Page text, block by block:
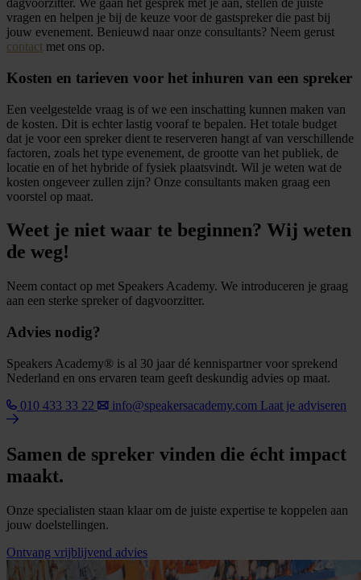
dagvoorzitter. We gaan het gesprek met je aan, stellen de juiste
vragen en helpen je bij de keuze voor de gastspreker die past bij
jouw evenement. Benieuwd naar onze consultants? Neem gerust
contact met ons op.
Kosten en tarieven voor het inhuren van een spreker
Een veelgestelde vraag is of we een inschatting kunnen maken van
de kosten. Dit is echter lastig vooraf te bepalen. Het totale budget
dat je voor een spreker dient te reserveren hangt af van verschillende
factoren, zoals het type evenement, de grootte van het publiek, de
locatie en of het hybride of fysiek plaatsvindt. Wil je weten wat de
kosten ongeveer zullen zijn? Onze consultants maken graag een
voorstel op maat.
Weet je niet waar te beginnen? Wij weten
de weg!
Neem contact op met Speakers Academy. We introduceren je graag
aan een sterke spreker of dagvoorzitter.
Advies nodig?
Speakers Academy® is al 30 jaar dé kennispartner voor sprekend
Nederland en ons ervaren team geeft deskundig advies op maat.
010 433 33 22
info@speakersacademy.com Laat je adviseren
Samen de spreker vinden die écht impact
maakt.
Onze specialisten staan klaar om de juiste expertise te koppelen aan
jouw doelstellingen.
Ontvang vrijblijvend advies